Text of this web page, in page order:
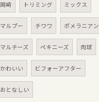
岡崎 トリミング ミックス
マルプー チワワ ポメラニアン
マルチーズ ペキニーズ 肉球
かわいい ビフォーアフター
おとなしい